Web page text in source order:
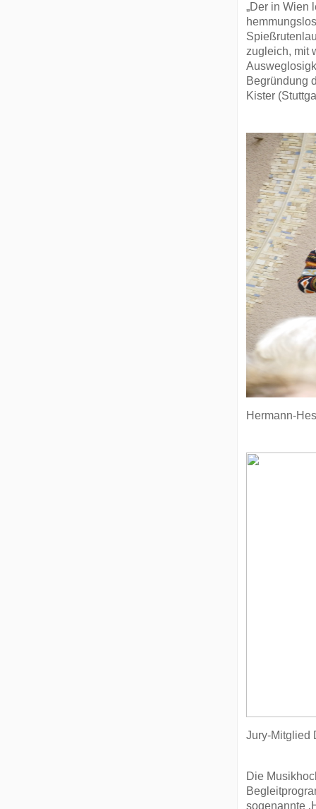
„Der in Wien
zugleich, mit
Begründung
Kister
Hermann-
Jury-Mitglied
Die
sogenannte